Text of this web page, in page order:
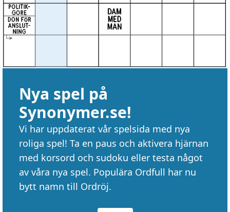
Nya spel på
Synonymer.se!
Vi har uppdaterat vår spelsida med nya
roliga spel! Ta en paus och aktivera hjärnan
med korsord och sudoku eller testa något
av våra nya spel. Populära Ordfull har nu
bytt namn till Ordröj.